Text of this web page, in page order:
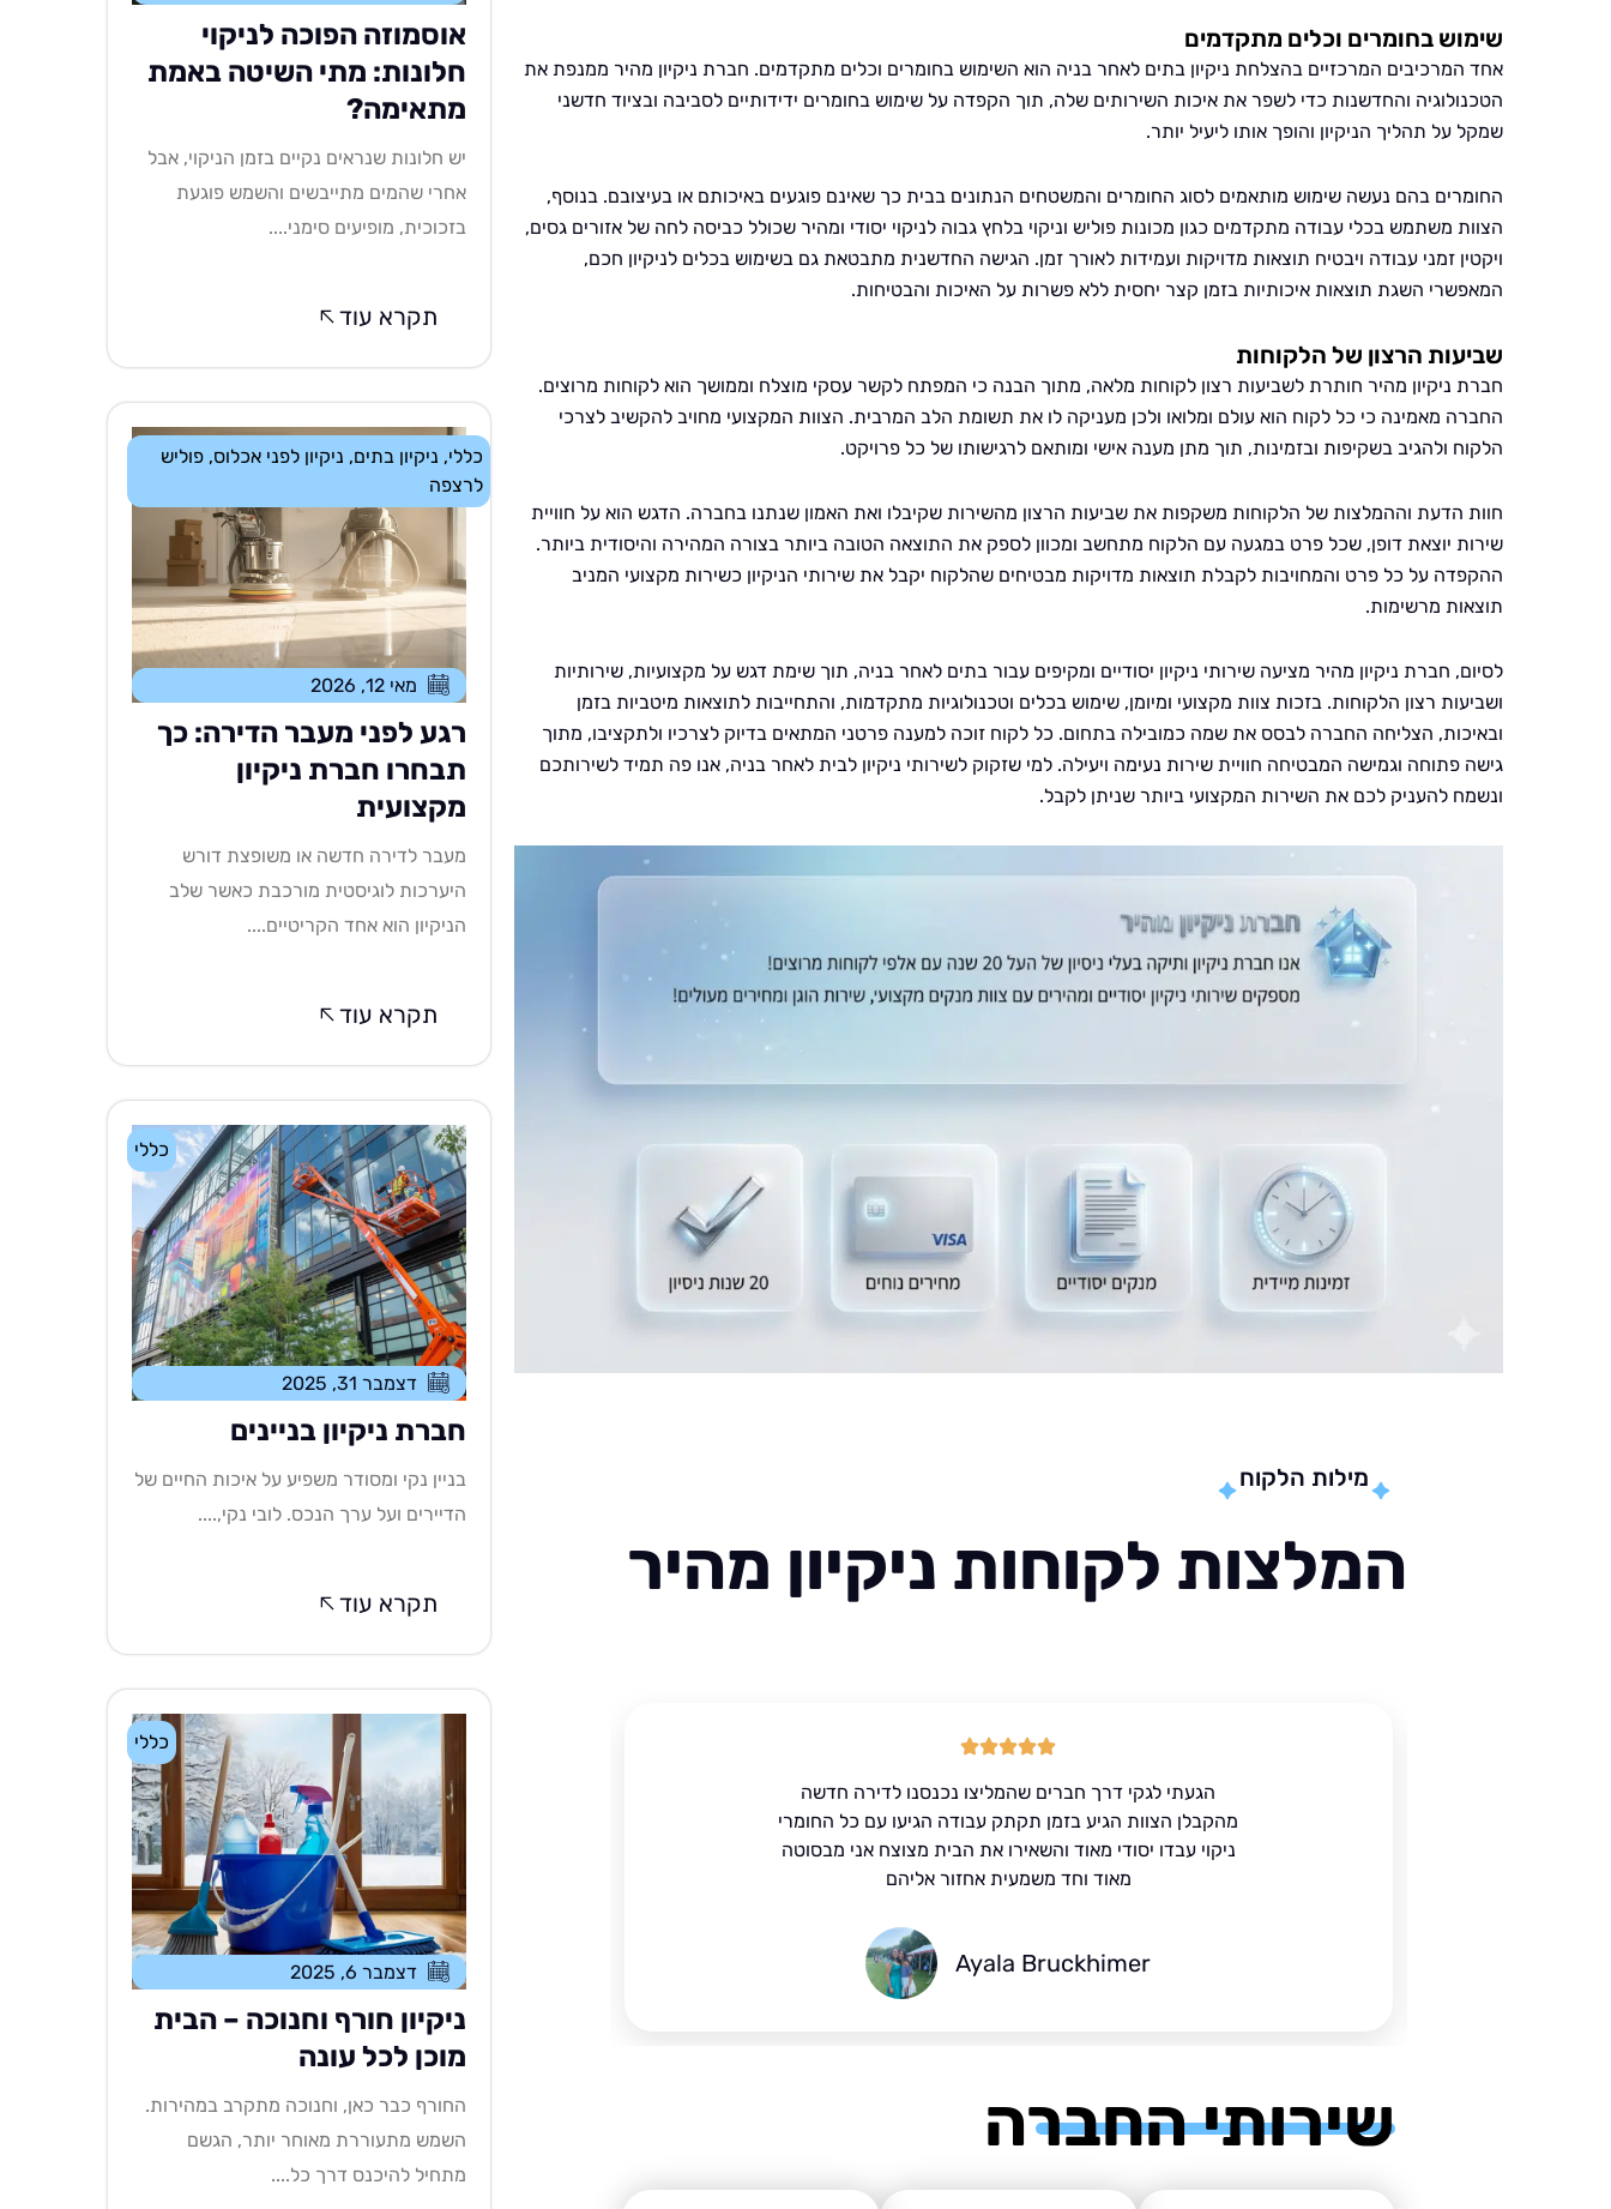
שימוש בחומרים וכלים מתקדמים
אחד המרכיבים המרכזיים בהצלחת ניקיון בתים לאחר בניה הוא השימוש בחומרים וכלים מתקדמים. חברת ניקיון מהיר ממנפת את
הטכנולוגיה והחדשנות כדי לשפר את איכות השירותים שלה, תוך הקפדה על שימוש בחומרים ידידותיים לסביבה ובציוד חדשני
שמקל על תהליך הניקיון והופך אותו ליעיל יותר.
החומרים בהם נעשה שימוש מותאמים לסוג החומרים והמשטחים הנתונים בבית כך שאינם פוגעים באיכותם או בעיצובם. בנוסף,
הצוות משתמש בכלי עבודה מתקדמים כגון מכונות פוליש וניקוי בלחץ גבוה לניקוי יסודי ומהיר שכולל כביסה לחה של אזורים גסים,
ויקטין זמני עבודה ויבטיח תוצאות מדויקות ועמידות לאורך זמן. הגישה החדשנית מתבטאת גם בשימוש בכלים לניקיון חכם,
המאפשרי השגת תוצאות איכותיות בזמן קצר יחסית ללא פשרות על האיכות והבטיחות.
שביעות הרצון של הלקוחות
חברת ניקיון מהיר חותרת לשביעות רצון לקוחות מלאה, מתוך הבנה כי המפתח לקשר עסקי מוצלח וממושך הוא לקוחות מרוצים.
החברה מאמינה כי כל לקוח הוא עולם ומלואו ולכן מעניקה לו את תשומת הלב המרבית. הצוות המקצועי מחויב להקשיב לצרכי
הלקוח ולהגיב בשקיפות ובזמינות, תוך מתן מענה אישי ומותאם לרגישותו של כל פרויקט.
חוות הדעת וההמלצות של הלקוחות משקפות את שביעות הרצון מהשירות שקיבלו ואת האמון שנתנו בחברה. הדגש הוא על חוויית
שירות יוצאת דופן, שכל פרט במגעה עם הלקוח מתחשב ומכוון לספק את התוצאה הטובה ביותר בצורה המהירה והיסודית ביותר.
ההקפדה על כל פרט והמחויבות לקבלת תוצאות מדויקות מבטיחים שהלקוח יקבל את שירותי הניקיון כשירות מקצועי המניב
תוצאות מרשימות.
לסיום, חברת ניקיון מהיר מציעה שירותי ניקיון יסודיים ומקיפים עבור בתים לאחר בניה, תוך שימת דגש על מקצועיות, שירותיות
ושביעות רצון הלקוחות. בזכות צוות מקצועי ומיומן, שימוש בכלים וטכנולוגיות מתקדמות, והתחייבות לתוצאות מיטביות בזמן
ובאיכות, הצליחה החברה לבסס את שמה כמובילה בתחום. כל לקוח זוכה למענה פרטני המתאים בדיוק לצרכיו ולתקציבו, מתוך
גישה פתוחה וגמישה המבטיחה חוויית שירות נעימה ויעילה. למי שזקוק לשירותי ניקיון לבית לאחר בניה, אנו פה תמיד לשירותכם
ונשמח להעניק לכם את השירות המקצועי ביותר שניתן לקבל.
מילות הלקוח
המלצות לקוחות ניקיון מהיר
הגעתי לגקי דרך חברים שהמליצו נכנסנו לדירה חדשה
מהקבלן הצוות הגיע בזמן תקתק עבודה הגיעו עם כל החומרי
ניקוי עבדו יסודי מאוד והשאירו את הבית מצוצח אני מבסוטה
מאוד וחד משמעית אחזור אליהם
Ayala Bruckhimer
שירותי החברה
אוסמוזה הפוכה לניקוי
חלונות: מתי השיטה באמת
מתאימה?
יש חלונות שנראים נקיים בזמן הניקוי, אבל
אחרי שהמים מתייבשים והשמש פוגעת
בזכוכית, מופיעים סימני....
תקרא עוד
כללי, ניקיון בתים, ניקיון לפני אכלוס,פוליש
לרצפה
מאי 12, 2026
רגע לפני מעבר הדירה: כך
תבחרו חברת ניקיון
מקצועית
מעבר לדירה חדשה או משופצת דורש
היערכות לוגיסטית מורכבת כאשר שלב
הניקיון הוא אחד הקריטיים....
תקרא עוד
כללי
דצמבר 31, 2025
חברת ניקיון בניינים
בניין נקי ומסודר משפיע על איכות החיים של
הדיירים ועל ערך הנכס. לובי נקי,....
תקרא עוד
כללי
דצמבר 6, 2025
ניקיון חורף וחנוכה – הבית
מוכן לכל עונה
החורף כבר כאן, וחנוכה מתקרב במהירות.
השמש מתעוררת מאוחר יותר, הגשם
מתחיל להיכנס דרך כל....